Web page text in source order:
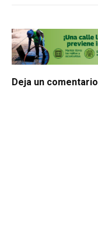
Deja un comentario